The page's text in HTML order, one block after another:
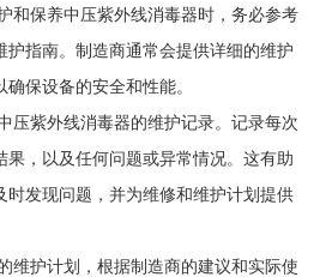
和保养中压紫外线消毒器时，务必参考
护指南。制造商通常会提供详细的维护
保设备的安全和性能。
压紫外线消毒器的维护记录。记录每次
果，以及任何问题或异常情况。这有助
时发现问题，并为维修和维护计划提供
维护计划，根据制造商的建议和实际使